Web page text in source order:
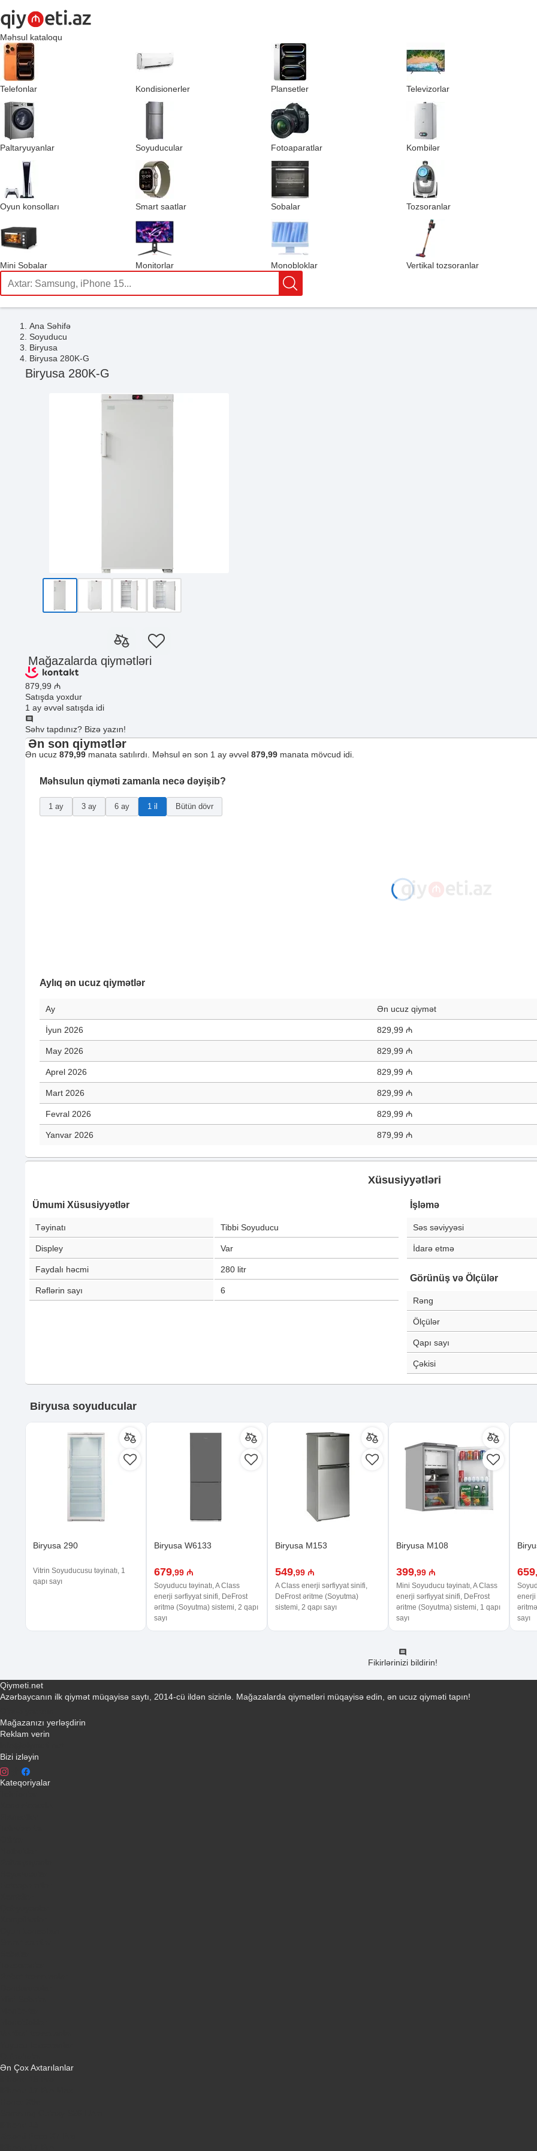
Məhsul kataloqu
Telefonlar Kondisionerler Plansetler Televizorlar
Paltaryuyanlar Soyuducular Fotoaparatlar Kombilər
Oyun konsolları Smart saatlar Sobalar Tozsoranlar
Mini Sobalar Monitorlar Monobloklar Vertikal tozsoranlar
Ana Səhifə
Soyuducu
Biryusa
Biryusa 280K-G
Biryusa 280K-G
Mağazalarda qiymətləri
879 ,99 ₼
Satışda yoxdur
1 ay əvvəl satışda idi
Səhv tapdınız? Bizə yazın!
Ən son qiymətlər
Ən ucuz 879,99 manata satılırdı. Məhsul ən son 1 ay əvvəl 879,99 manata mövcud idi.
Məhsulun qiyməti zamanla necə dəyişib?
1 ay 3 ay 6 ay 1 il Bütün dövr
Aylıq ən ucuz qiymətlər
Ay Ən ucuz qiymət
İyun 2026 829,99 ₼
May 2026 829,99 ₼
Aprel 2026 829,99 ₼
Mart 2026 829,99 ₼
Fevral 2026 829,99 ₼
Yanvar 2026 879,99 ₼
Xüsusiyyətləri
Ümumi Xüsusiyyətlər
Təyinatı Tibbi Soyuducu
Displey Var
Faydalı həcmi 280 litr
Rəflərin sayı 6
İşləmə
Səs səviyyəsi
İdarə etmə
Görünüş və Ölçülər
Rəng
Ölçülər
Qapı sayı
Çəkisi
Biryusa soyuducular
Biryusa 290
Vitrin Soyuducusu təyinatı, 1
qapı sayı
Biryusa W6133
679,99 ₼
Soyuducu təyinatı, A Class
enerji sərfiyyat sinifi, DeFrost
əritmə (Soyutma) sistemi, 2 qapı
sayı
Biryusa M153
549,99 ₼
A Class enerji sərfiyyat sinifi,
DeFrost əritme (Soyutma)
sistemi, 2 qapı sayı
Biryusa M108
399,99 ₼
Mini Soyuducu təyinatı, A Class
enerji sərfiyyat sinifi, DeFrost
əritme (Soyutma) sistemi, 1 qapı
sayı
659
enerji
sayı
Fikirlərinizi bildirin!
Qiymeti.net
Azərbaycanın ilk qiymət müqayisə saytı, 2014-cü ildən sizinlə. Mağazalarda qiymətləri müqayisə edin, ən ucuz qiyməti tapın!
Mağazanızı yerləşdirin
Reklam verin
Bizi izləyin
Kateqoriyalar
Ən Çox Axtarılanlar